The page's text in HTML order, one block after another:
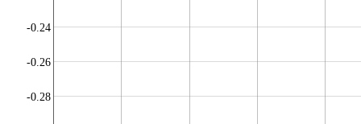
-0.28
-0.26
-0.24